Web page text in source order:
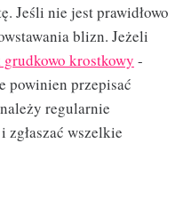
Jeśli nie jest prawidłowo
blizn. Jeżeli
krostkowy -
powinien przepisać
regularnie
wszelkie